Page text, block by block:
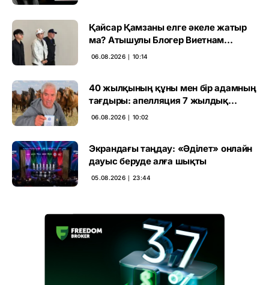
Қайсар Қамзаны елге әкеле жатыр
ма? Атышулы Блогер Виетнам
әуежайында көзге түсті
06.08.2026 ∣ 10:14
40 жылқының құны мен бір адамның
тағдыры: апелляция 7 жылдық
үкімді бұзды
06.08.2026 ∣ 10:02
Экрандағы таңдау: «Әділет» онлайн
дауыс беруде алға шықты
05.08.2026 ∣ 23:44